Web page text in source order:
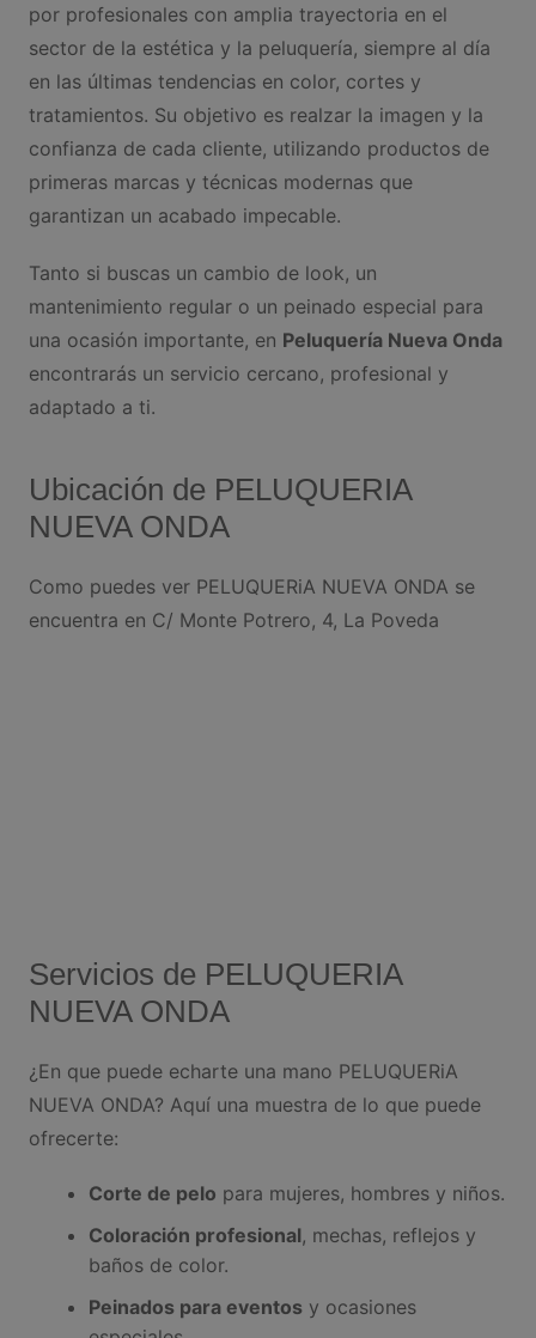
por profesionales con amplia trayectoria en el
sector de la estética y la peluquería, siempre al día
en las últimas tendencias en color, cortes y
tratamientos. Su objetivo es realzar la imagen y la
confianza de cada cliente, utilizando productos de
primeras marcas y técnicas modernas que
garantizan un acabado impecable.
Tanto si buscas un cambio de look, un
mantenimiento regular o un peinado especial para
una ocasión importante, en Peluquería Nueva Onda
encontrarás un servicio cercano, profesional y
adaptado a ti.
Ubicación de PELUQUERIA
NUEVA ONDA
Como puedes ver PELUQUERiA NUEVA ONDA se
encuentra en C/ Monte Potrero, 4, La Poveda
Servicios de PELUQUERIA
NUEVA ONDA
¿En que puede echarte una mano PELUQUERiA
NUEVA ONDA? Aquí una muestra de lo que puede
ofrecerte:
Corte de pelo para mujeres, hombres y niños.
Coloración profesional, mechas, reflejos y
baños de color.
Peinados para eventosy ocasiones